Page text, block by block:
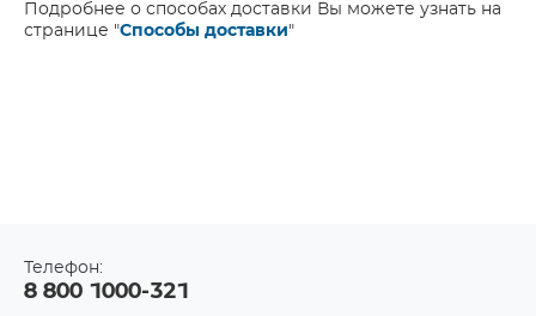
Подробнее о способах доставки Вы можете узнать на
странице "Способы доставки"
Телефон:
8 800 1000-321